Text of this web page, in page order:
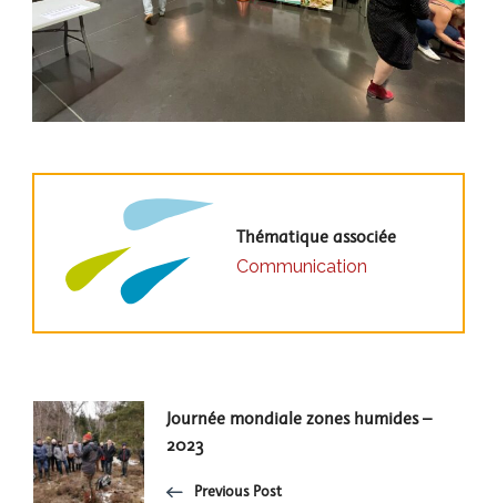
Thématique associée
Communication
Post
Navigation
Journée mondiale zones humides –
2023
Previous Post